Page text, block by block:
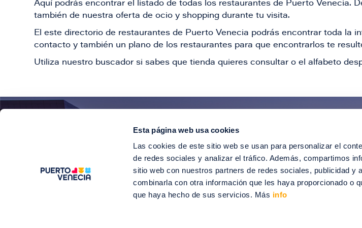
Esta página web usa cookies
Las cookies de este sitio web se usan para personalizar el
de redes sociales y analizar el tráfico. Además, compartimos
sitio web con nuestros partners de redes sociales, publicidad y
combinarla con otra información que les haya proporcionado o
que haya hecho de sus servicios. Más info
Aquí podrás encontrar el listado de todas los restaurantes de Puerto Venecia.
también de nuestra oferta de ocio y shopping durante tu visita.
El este directorio de restaurantes de Puerto Venecia podrás encontrar toda la
contacto y también un plano de los restaurantes para que encontrarlos te
Utiliza nuestro buscador si sabes que tienda quieres consultar o el alfabeto
¡Entérate de todas
Suscríbete para recibir ofertas
SUSCRÍBETE